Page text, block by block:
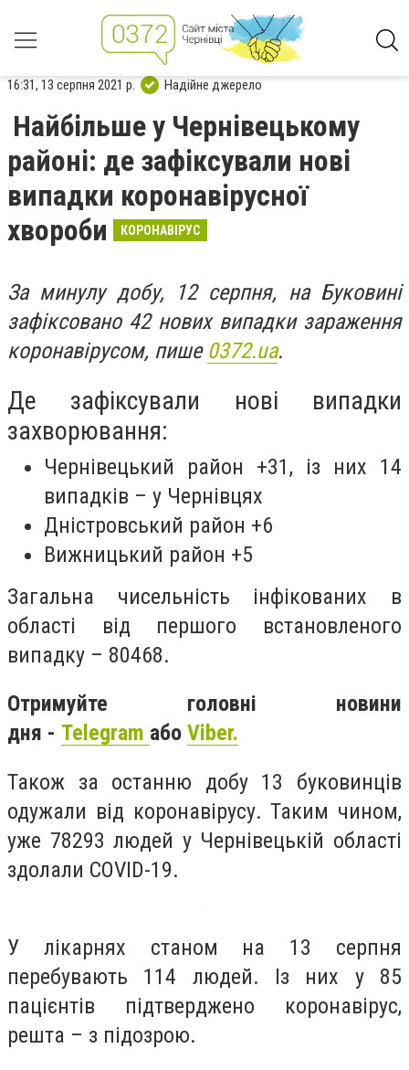
16:31, 13 серпня 2021 р. Надійне джерело
Найбільше у Чернівецькому
районі: де зафіксували нові
випадки коронавірусної
хвороби
КОРОНАВІРУС
За минулу добу, 12 серпня, на Буковині
зафіксовано 42 нових випадки зараження
коронавірусом, пише 0372.ua.
Де зафіксували нові випадки
захворювання:
Чернівецький район +31, із них 14
випадків – у Чернівцях
Дністровський район +6
Вижницький район +5
Загальна чисельність інфікованих в
області від першого встановленого
випадку – 80468.
Отримуйте головні новини
дня - Telegram або Viber.
Також за останню добу 13 буковинців
одужали від коронавірусу. Таким чином,
уже 78293 людей у Чернівецькій області
здолали COVID-19.
У лікарнях станом на 13 серпня
перебувають 114 людей. Із них у 85
пацієнтів підтверджено коронавірус,
решта – з підозрою.